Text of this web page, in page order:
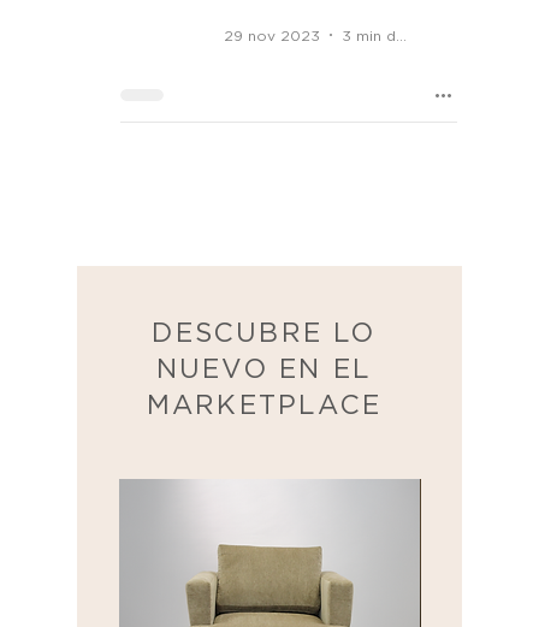
29 nov 2023
DESCUBRE LO
NUEVO EN EL
MARKETPLACE